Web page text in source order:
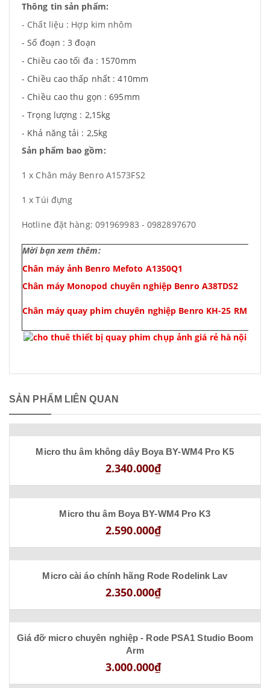
Thông tin sản phẩm:
- Chất liệu : Hợp kim nhôm
- Số đoạn : 3 đoạn
- Chiều cao tối đa : 1570mm
- Chiều cao thấp nhất : 410mm
- Chiều cao thu gọn : 695mm
- Trọng lượng : 2,15kg
- Khả năng tải : 2,5kg
Sản phẩm bao gồm:
1 x Chân máy Benro A1573FS2
1 x Túi đựng
Hotline đặt hàng: 091969983 - 0982897670
Mời bạn xem thêm:
Chân máy ảnh Benro Mefoto A1350Q1
Chân máy Monopod chuyên nghiệp Benro A38TDS2
Chân máy quay phim chuyên nghiệp Benro KH-25 RM
SẢN PHẨM LIÊN QUAN
Micro thu âm không dây Boya BY-WM4 Pro K5
2.340.000₫
Micro thu âm Boya BY-WM4 Pro K3
2.590.000₫
Micro cài áo chính hãng Rode Rodelink Lav
2.350.000₫
Giá đỡ micro chuyên nghiệp - Rode PSA1 Studio Boom
Arm
3.000.000₫